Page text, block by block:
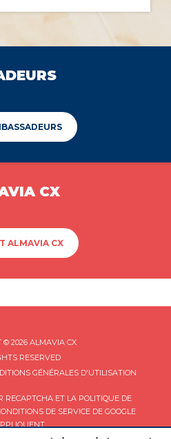
CX
ALMAVIA CX
© 2026 ALMAVIA CX
RESERVED
GÉNÉRALES D'UTILISATION
RECAPTCHA ET LA POLITIQUE DE
DE SERVICEDE GOOGLE